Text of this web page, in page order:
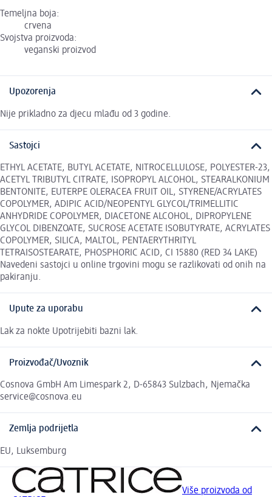
Temeljna boja:
crvena
Svojstva proizvoda:
veganski proizvod
Upozorenja
Nije prikladno za djecu mlađu od 3 godine.
Sastojci
ETHYL ACETATE, BUTYL ACETATE, NITROCELLULOSE, POLYESTER-23,
ACETYL TRIBUTYL CITRATE, ISOPROPYL ALCOHOL, STEARALKONIUM
BENTONITE, EUTERPE OLERACEA FRUIT OIL, STYRENE/ACRYLATES
COPOLYMER, ADIPIC ACID/NEOPENTYL GLYCOL/TRIMELLITIC
ANHYDRIDE COPOLYMER, DIACETONE ALCOHOL, DIPROPYLENE
GLYCOL DIBENZOATE, SUCROSE ACETATE ISOBUTYRATE, ACRYLATES
COPOLYMER, SILICA, MALTOL, PENTAERYTHRITYL
TETRAISOSTEARATE, PHOSPHORIC ACID, CI 15880 (RED 34 LAKE)
Navedeni sastojci u online trgovini mogu se razlikovati od onih na
pakiranju.
Upute za uporabu
Lak za nokte Upotrijebiti bazni lak.
Proizvođač/Uvoznik
Cosnova GmbH Am Limespark 2, D-65843 Sulzbach, Njemačka
service@cosnova.eu
Zemlja podrijetla
EU, Luksemburg
Više proizvoda od